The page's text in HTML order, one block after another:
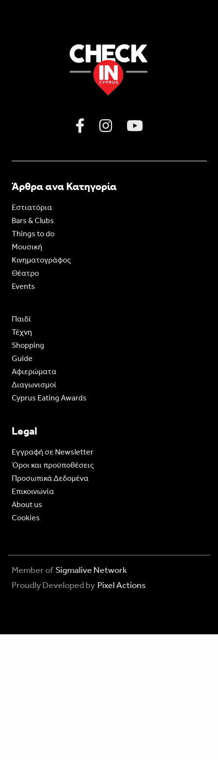
Άρθρα ανα Κατηγορία
Εστιατόρια
Bars & Clubs
Things to do
Moυσική
Κινηματογράφος
Θέατρο
Events
Παιδί
Τέχνη
Shopping
Guide
Aφιερώματα
Διαγωνισμοί
Cyprus Eating Awards
Legal
Eγγραφή σε Newsletter
Όροι και προϋποθέσεις
Προσωπικά Δεδομένα
Επικοινωνία
About us
Cookies
Member of Sigmalive Network
Proudly Developed by Pixel Actions